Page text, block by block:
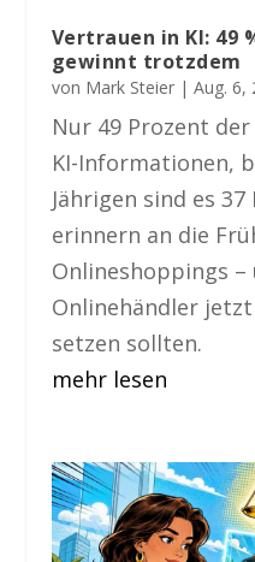
Vertrauen in KI: 49
gewinnt trotzdem
von Mark Steier| Aug. 6,
Nur 49 Prozent
KI-Informationen,
Jährigen sind es
erinnern an die
Onlineshoppings
Onlinehändler
setzen sollten.
mehr lesen